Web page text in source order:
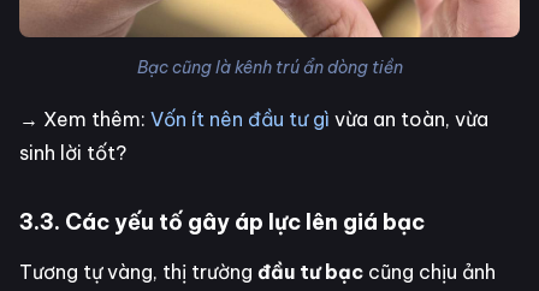
Bạc cũng là kênh trú ẩn dòng tiền
→ Xem thêm: Vốn ít nên đầu tư gì vừa an toàn, vừa
sinh lời tốt?
3.3. Các yếu tố gây áp lực lên giá bạc
Tương tự vàng, thị trường đầu tư bạc cũng chịu ảnh